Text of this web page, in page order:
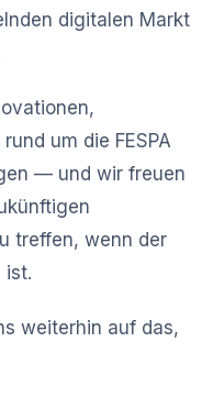
digitalen Markt
um die FESPA
— und wir freuen
treffen, wenn der
ist.
weiterhin auf das,